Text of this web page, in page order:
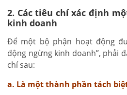
2. Các tiêu chí xác định
kinh doanh
Để một bộ phận hoạt động
động ngừng kinh doanh”, phải
chí sau:
a. Là một thành phần tách